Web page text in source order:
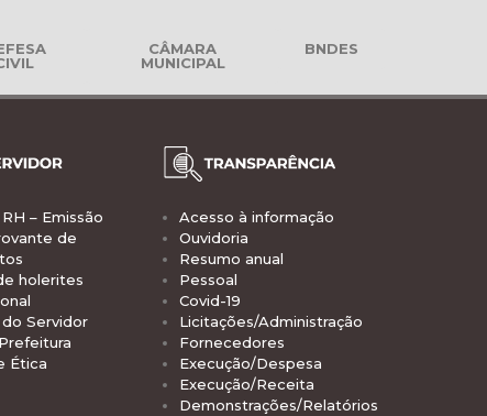
CÂMARA
MUNICIPAL
BNDES
– Emissão
de
holerites
Servidor
Ética
Acesso à informação
Ouvidoria
Resumo anual
Pessoal
Covid-19
Licitações/Administração
Fornecedores
Execução/Despesa
Execução/Receita
Demonstrações/Relatórios